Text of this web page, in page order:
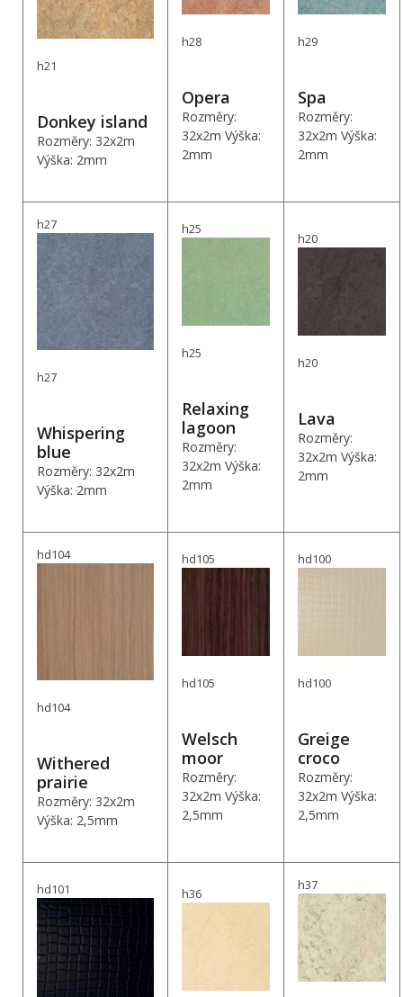
h21
Donkey island
Rozměry: 32x2m
Výška: 2mm
h28
Opera
Rozměry:
32x2m Výška:
2mm
h29
Spa
Rozměry:
32x2m Výška:
2mm
h27
h27
Whispering
blue
Rozměry: 32x2m
Výška: 2mm
h25
h25
Relaxing
lagoon
Rozměry:
32x2m Výška:
2mm
h20
h20
Lava
Rozměry:
32x2m Výška:
2mm
hd104
hd104
Withered
prairie
Rozměry: 32x2m
Výška: 2,5mm
hd105
hd105
Welsch
moor
Rozměry:
32x2m Výška:
2,5mm
hd100
hd100
Greige
croco
Rozměry:
32x2m Výška:
2,5mm
hd101 h36
h37